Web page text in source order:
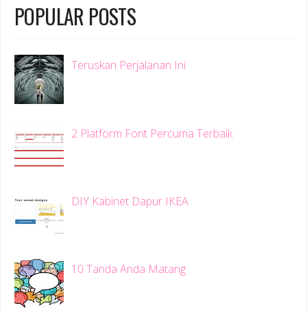
POPULAR POSTS
Teruskan Perjalanan Ini
2 Platform Font Percuma Terbaik
DIY Kabinet Dapur IKEA
10 Tanda Anda Matang